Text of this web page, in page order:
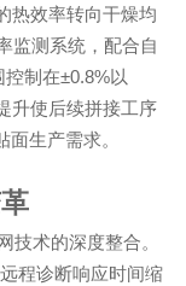
热效率转向干燥均
监测系统，配合自
制在±0.8%以
升使后续拼接工序
生产需求。
技术的深度整合。
程诊断响应时间缩